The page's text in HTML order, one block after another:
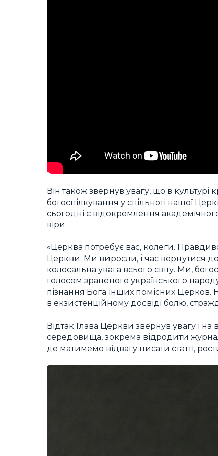
Він також звернув увагу, що в
богоспілкування у спільноті нашої
сьогодні є відокремлення
віри.
«Церква потребує вас, колеги.
Церкви. Ми виросли, і час вернутися
колосальна увага всього світу. Ми,
голосом зраненого українського
пізнання Бога інших помісних Церков.
в екзистенційному досвіді болю,
Відтак Глава Церкви звернув увагу і
середовища, зокрема відродити
де матимемо відвагу писати статті,